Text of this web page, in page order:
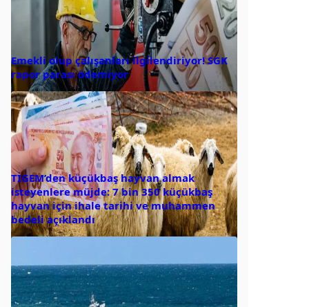
Emekli olup çalışanları ilgilendiriyor! SGK
rapor parası ödemiyor
TİGEM’den küçükbaş hayvan almak
isteyenlere müjde: 7 bin 350 küçükbaş
hayvan için ihale tarihi ve muhammen
bedeli açıklandı